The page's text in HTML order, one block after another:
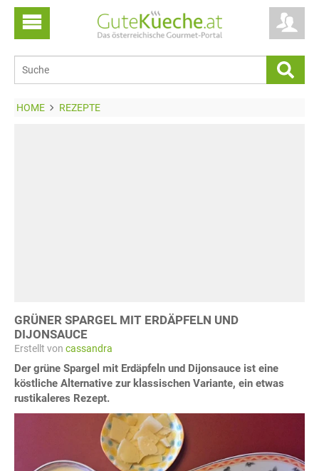
HOME REZEPTE
GRÜNER SPARGEL MIT ERDÄPFELN UND
DIJONSAUCE
Erstellt von cassandra
Der grüne Spargel mit Erdäpfeln und Dijonsauce ist eine
köstliche Alternative zur klassischen Variante, ein etwas
rustikaleres Rezept.